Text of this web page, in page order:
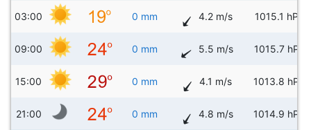
03:00 0 mm 4.2 m/s 1015.1 hPa
09:00 0 mm 5.5 m/s 1015.7 hPa
15:00 0 mm 4.1 m/s 1013.8 hPa
21:00 0 mm 4.8 m/s 1014.9 hPa